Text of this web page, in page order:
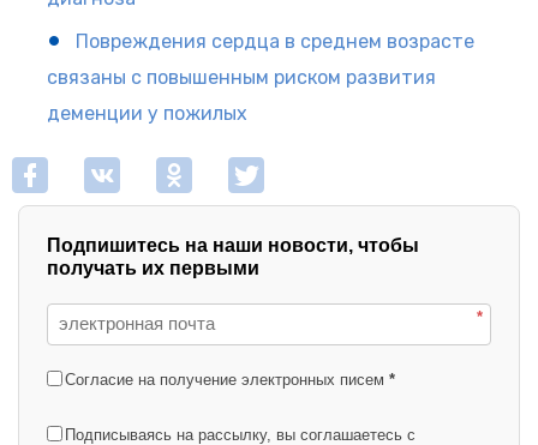
Повреждения сердца в среднем возрасте
связаны с повышенным риском развития
деменции у пожилых
Подпишитесь на наши новости, чтобы
получать их первыми
*
Согласие на получение электронных писем *
Подписываясь на рассылку, вы соглашаетесь с